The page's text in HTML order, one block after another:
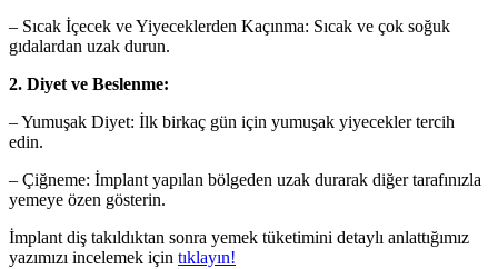
– Sıcak İçecek ve Yiyeceklerden Kaçınma: Sıcak ve çok soğuk
gıdalardan uzak durun.
2. Diyet ve Beslenme:
– Yumuşak Diyet: İlk birkaç gün için yumuşak yiyecekler tercih
edin.
– Çiğneme: İmplant yapılan bölgeden uzak durarak diğer tarafınızla
yemeye özen gösterin.
İmplant diş takıldıktan sonra yemek tüketimini detaylı anlattığımız
yazımızı incelemek için tıklayın!